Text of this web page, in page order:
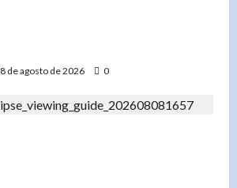
8 de agosto de 2026
0